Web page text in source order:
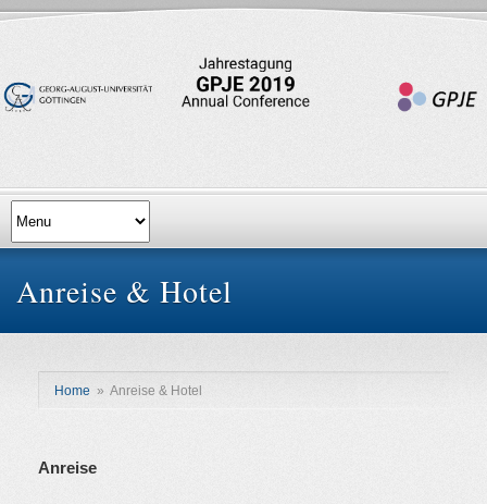
Anreise & Hotel
Home » Anreise & Hotel
Anreise